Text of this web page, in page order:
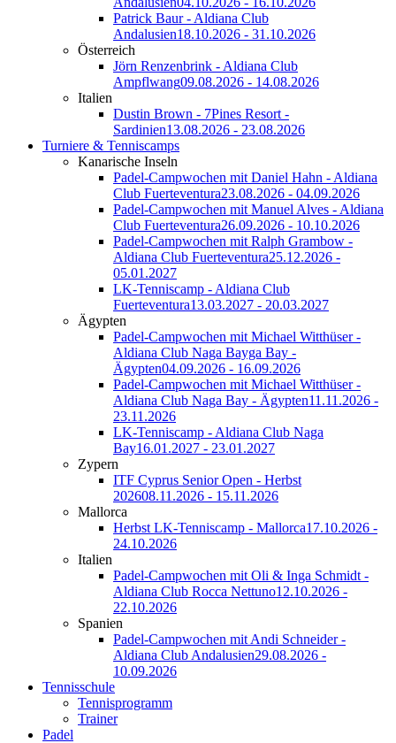
Patrick Baur - Aldiana Club
Andalusien18.10.2026 - 31.10.2026
Österreich
Jörn Renzenbrink - Aldiana Club
Ampflwang09.08.2026 - 14.08.2026
Italien
Dustin Brown - 7Pines Resort -
Sardinien13.08.2026 - 23.08.2026
Turniere & Tenniscamps
Kanarische Inseln
Padel-Campwochen mit Daniel Hahn - Aldiana
Club Fuerteventura23.08.2026 - 04.09.2026
Padel-Campwochen mit Manuel Alves - Aldiana
Club Fuerteventura26.09.2026 - 10.10.2026
Padel-Campwochen mit Ralph Grambow -
Aldiana Club Fuerteventura25.12.2026 -
05.01.2027
LK-Tenniscamp - Aldiana Club
Fuerteventura13.03.2027 - 20.03.2027
Ägypten
Padel-Campwochen mit Michael Witthüser -
Aldiana Club Naga Bayga Bay -
Ägypten04.09.2026 - 16.09.2026
Padel-Campwochen mit Michael Witthüser -
Aldiana Club Naga Bay - Ägypten11.11.2026 -
23.11.2026
LK-Tenniscamp - Aldiana Club Naga
Bay16.01.2027 - 23.01.2027
Zypern
ITF Cyprus Senior Open - Herbst
202608.11.2026 - 15.11.2026
Mallorca
Herbst LK-Tenniscamp - Mallorca17.10.2026 -
24.10.2026
Italien
Padel-Campwochen mit Oli & Inga Schmidt -
Aldiana Club Rocca Nettuno12.10.2026 -
22.10.2026
Spanien
Padel-Campwochen mit Andi Schneider -
Aldiana Club Andalusien29.08.2026 -
10.09.2026
Tennisschule
Tennisprogramm
Trainer
Padel